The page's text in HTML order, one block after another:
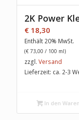
2K Power
€18,30
Enthält 20% MwSt.
(€73,00 / 100 ml)
zzgl. Versand
Lieferzeit: ca. 2-3
In den